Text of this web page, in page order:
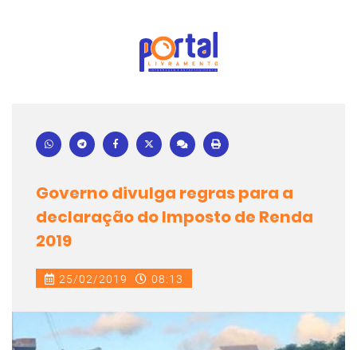
Governo divulga regras para a
declaração do Imposto de Renda
2019
25/02/2019 08:13